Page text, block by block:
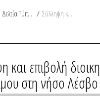
Δελτία Τύπου / Σύλληψη και επιβολή διοικητικού προστίμου στη νήσο Λέσβο
και επιβολή
στη νήσο Λέσβο